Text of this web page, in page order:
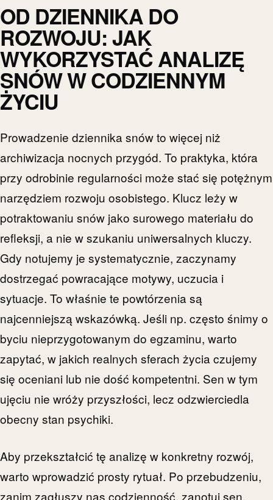
OD DZIENNIKA DO
ROZWOJU: JAK
WYKORZYSTAĆ ANALIZĘ
SNÓW W CODZIENNYM
ŻYCIU
Prowadzenie dziennika snów to więcej niż
archiwizacja nocnych przygód. To praktyka, która
przy odrobinie regularności może stać się potężnym
narzędziem rozwoju osobistego. Klucz leży w
potraktowaniu snów jako surowego materiału do
refleksji, a nie w szukaniu uniwersalnych kluczy.
Gdy notujemy je systematycznie, zaczynamy
dostrzegać powracające motywy, uczucia i
sytuacje. To właśnie te powtórzenia są
najcenniejszą wskazówką. Jeśli np. często śnimy o
byciu nieprzygotowanym do egzaminu, warto
zapytać, w jakich realnych sferach życia czujemy
się oceniani lub nie dość kompetentni. Sen w tym
ujęciu nie wróży przyszłości, lecz odzwierciedla
obecny stan psychiki.
Aby przekształcić tę analizę w konkretny rozwój,
warto wprowadzić prosty rytuał. Po przebudzeniu,
zanim zagłuszy nas codzienność, zanotuj sen,